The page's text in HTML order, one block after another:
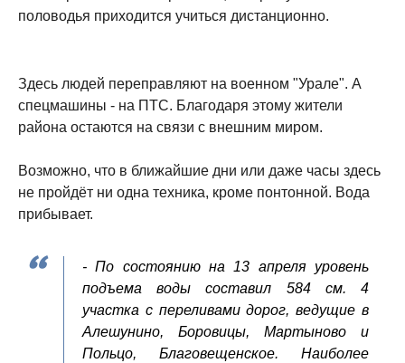
половодья приходится учиться дистанционно.
Здесь людей переправляют на военном "Урале". А
спецмашины - на ПТС. Благодаря этому жители
района остаются на связи с внешним миром.
Возможно, что в ближайшие дни или даже часы здесь
не пройдёт ни одна техника, кроме понтонной. Вода
прибывает.
- По состоянию на 13 апреля уровень
подъема воды составил 584 см. 4
участка с переливами дорог, ведущие в
Алешунино, Боровицы, Мартыново и
Польцо, Благовещенское. Наиболее